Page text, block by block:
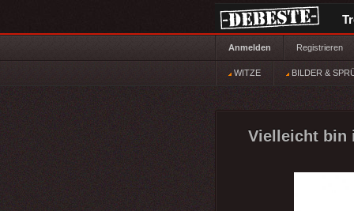
Anmelden Registrieren
WITZE BILDER &
Vielleicht bin